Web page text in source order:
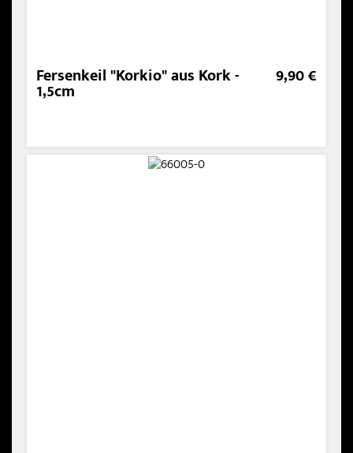
Fersenkeil "Korkio" aus Kork -
1,5cm
9,90 €